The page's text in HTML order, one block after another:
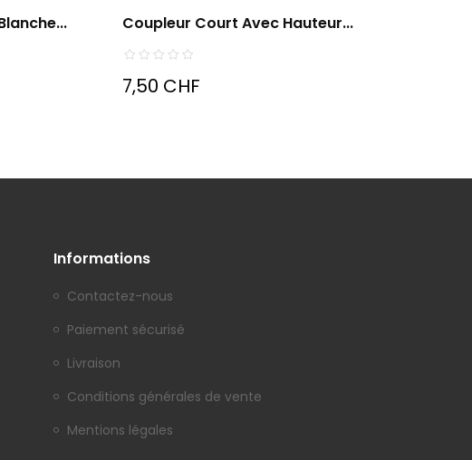
Coupleur Court Avec Hauteur...
7,50 CHF
Informations
Contactez-nous
Paiement sécurisé
Livraison
Conditions générales de vente
Mentions légales